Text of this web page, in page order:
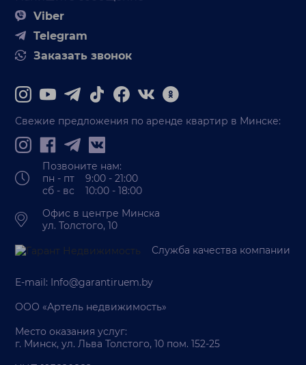
Viber
Telegram
Заказать звонок
Свежие предложения по аренде квартир в Минске:
Позвоните нам:
пн - пт 9:00 - 21:00
сб - вс 10:00 - 18:00
Офис в центре Минска
ул. Толстого, 10
Служба качества компании
E-mail: Info@garantiruem.by
ООО «Артель недвижимость»
Место оказания услуг:
г. Минск, ул. Льва Толстого, 10 пом. 152-25